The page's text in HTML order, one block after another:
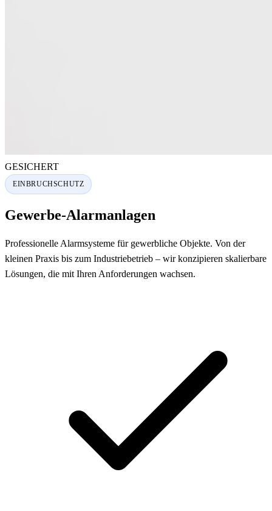
GESICHERT
EINBRUCHSCHUTZ
Gewerbe-Alarmanlagen
Professionelle Alarmsysteme für gewerbliche Objekte. Von der
kleinen Praxis bis zum Industriebetrieb – wir konzipieren skalierbare
Lösungen, die mit Ihren Anforderungen wachsen.